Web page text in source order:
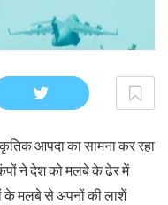
आपदा का सामना कर रहा
ने देश को मलबे के ढेर में
के मलबे से अपनों की लाशें